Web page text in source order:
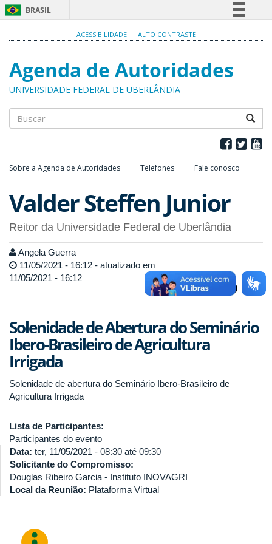
BRASIL
Participe
Acesso à informação
ACESSIBILIDADE ALTO CONTRASTE
Agenda de Autoridades
UNIVERSIDADE FEDERAL DE UBERLÂNDIA
Sobre a Agenda de Autoridades Telefones Fale conosco
Valder Steffen Junior
Reitor da Universidade Federal de Uberlândia
Angela Guerra
11/05/2021 - 16:12 - atualizado em
11/05/2021 - 16:12
Solenidade de Abertura do Seminário
Ibero-Brasileiro de Agricultura
Irrigada
Solenidade de abertura do Seminário Ibero-Brasileiro de
Agricultura Irrigada
Lista de Participantes:
Participantes do evento
Data: ter, 11/05/2021 - 08:30 até 09:30
Solicitante do Compromisso:
Douglas Ribeiro Garcia - Instituto INOVAGRI
Local da Reunião: Plataforma Virtual